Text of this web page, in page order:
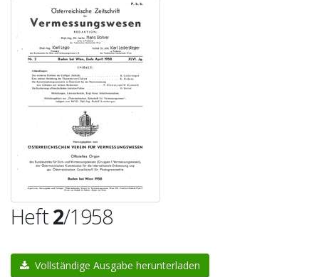
Heft2/1958
Vollständige Ausgabe herunterladen